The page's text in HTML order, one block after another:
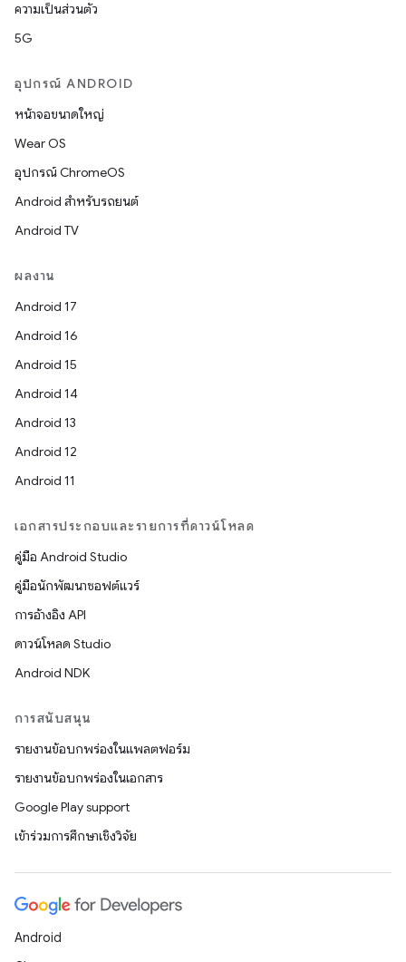
ความเป็นส่วนตัว
5G
อุปกรณ์ ANDROID
หน้าจอขนาดใหญ่
Wear OS
อุปกรณ์ ChromeOS
Android สำหรับรถยนต์
Android TV
ผลงาน
Android 17
Android 16
Android 15
Android 14
Android 13
Android 12
Android 11
เอกสารประกอบและรายการที่ดาวน์โหลด
คู่มือ Android Studio
คู่มือนักพัฒนาซอฟต์แวร์
การอ้างอิง API
ดาวน์โหลด Studio
Android NDK
การสนับสนุน
รายงานข้อบกพร่องในแพลตฟอร์ม
รายงานข้อบกพร่องในเอกสาร
Google Play support
เข้าร่วมการศึกษาเชิงวิจัย
Android